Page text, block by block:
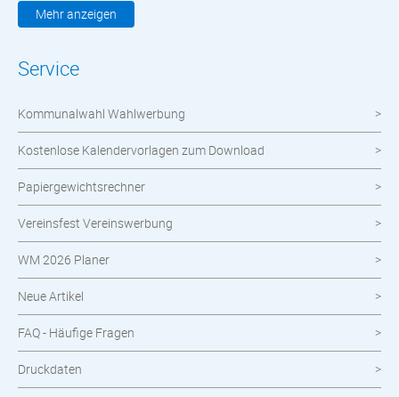
Kleidung & Textilien
meinOrt
Nachhaltige Produkte
Wahlen
Neuheiten im Shop
Mehr anzeigen
Service
Kommunalwahl Wahlwerbung
Kostenlose Kalendervorlagen zum Download
Papiergewichtsrechner
Vereinsfest Vereinswerbung
WM 2026 Planer
Neue Artikel
FAQ - Häufige Fragen
Druckdaten